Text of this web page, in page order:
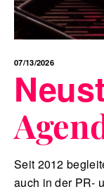
07/13/2026
Seit 2012
auch in der PR-